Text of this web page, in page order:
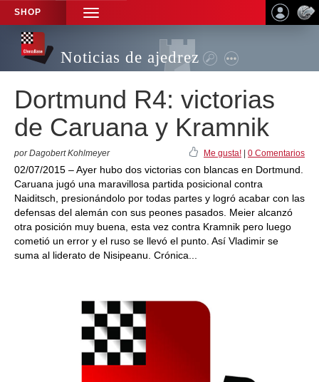
SHOP
TOGGLE
NAVIGATION
Noticias de ajedrez
Dortmund R4: victorias
de Caruana y Kramnik
por Dagobert Kohlmeyer Me gusta! 0 Comentarios
02/07/2015 – Ayer hubo dos victorias con blancas en Dortmund.
Caruana jugó una maravillosa partida posicional contra
Naiditsch, presionándolo por todas partes y logró acabar con las
defensas del alemán con sus peones pasados. Meier alcanzó
otra posición muy buena, esta vez contra Kramnik pero luego
cometió un error y el ruso se llevó el punto. Así Vladimir se
suma al liderato de Nisipeanu. Crónica...